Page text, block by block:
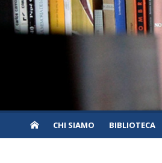
CHI SIAMO BIBLIOTECA